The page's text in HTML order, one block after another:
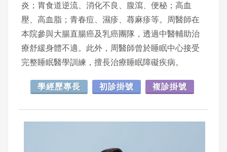
炎；胃食道逆流、消化不良、腹瀉、便秘；高血
壓、高血脂；青春痘、濕疹、蕁麻疹等。周醫師在
本院參與大腸直腸癌及乳癌團隊，透過中醫輔助治
療舒緩身體不適。此外，周醫師曾於睡眠中心接受
完整睡眠醫學訓練，擅長治療睡眠障礙疾病。
學經歷專長 初診掛號 複診掛號